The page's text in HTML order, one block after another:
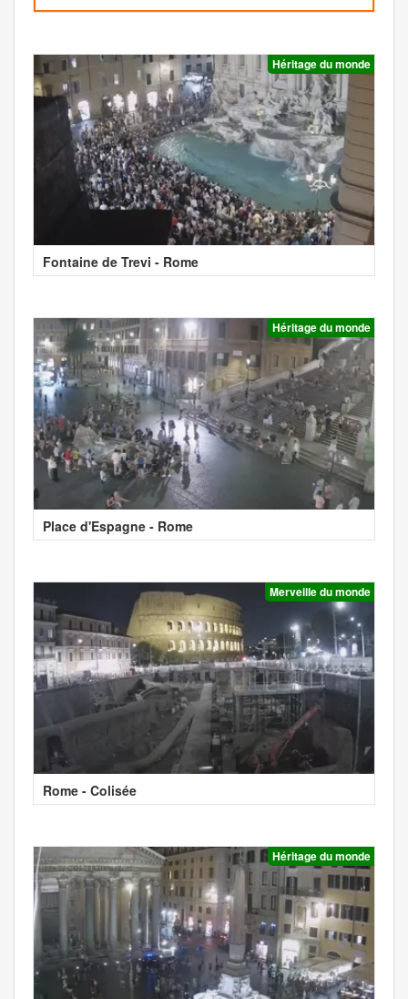
Héritage du monde
Fontaine de Trevi - Rome
Héritage du monde
Place d'Espagne - Rome
Merveille du monde
Rome - Colisée
Héritage du monde